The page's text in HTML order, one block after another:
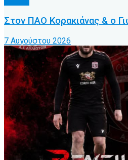
Στον ΠΑΟ Κορακιάνας & ο
7 Αυγούστου 2026